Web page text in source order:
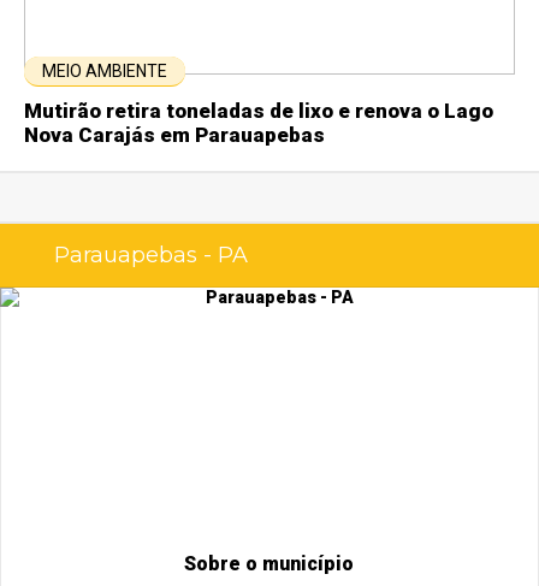
MEIO AMBIENTE
Mutirão retira toneladas de lixo e renova o Lago
Nova Carajás em Parauapebas
Parauapebas - PA
Sobre o município